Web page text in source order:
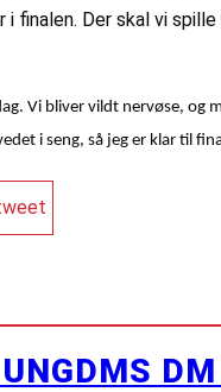
Der skal vi spille
Vi bliver vildt nervøse, og
i seng, så jeg er klar til